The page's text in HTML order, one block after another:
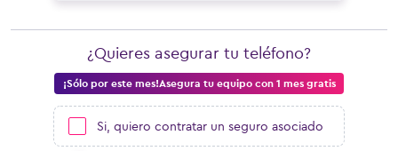
¡Sólo por este mes!Asegura tu equipo con 1 mes gratis
¿Quieres asegurar tu teléfono?
Si, quiero contratar un seguro asociado